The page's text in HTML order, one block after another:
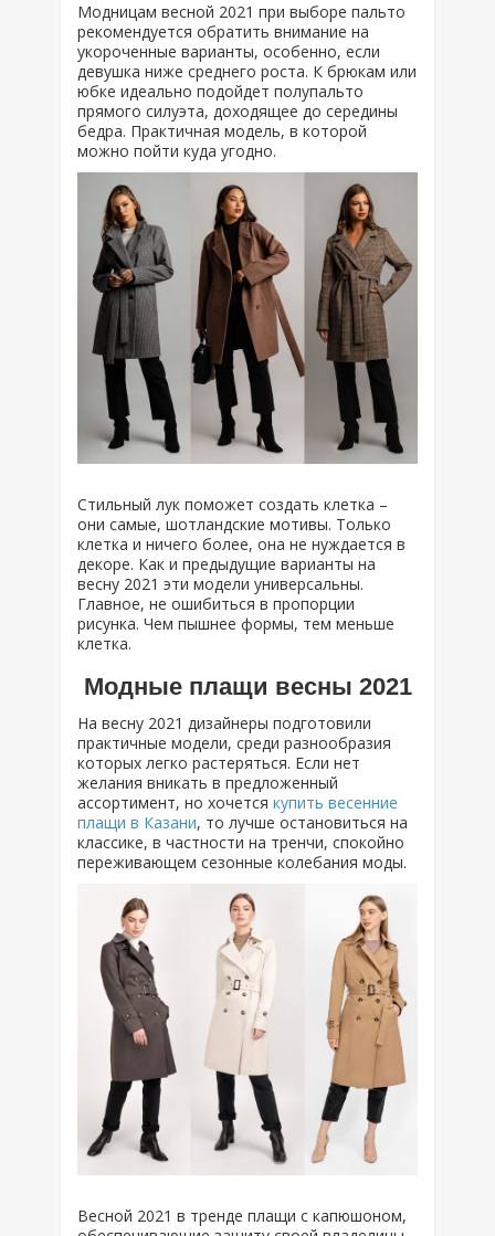
Модницам весной 2021 при выборе пальто
рекомендуется обратить внимание на
укороченные варианты, особенно, если
девушка ниже среднего роста. К брюкам или
юбке идеально подойдет полупальто
прямого силуэта, доходящее до середины
бедра. Практичная модель, в которой
можно пойти куда угодно.
Стильный лук поможет создать клетка –
они самые, шотландские мотивы. Только
клетка и ничего более, она не нуждается в
декоре. Как и предыдущие варианты на
весну 2021 эти модели универсальны.
Главное, не ошибиться в пропорции
рисунка. Чем пышнее формы, тем меньше
клетка.
Модные плащи весны 2021
На весну 2021 дизайнеры подготовили
практичные модели, среди разнообразия
которых легко растеряться. Если нет
желания вникать в предложенный
ассортимент, но хочется купить весенние
плащи в Казани, то лучше остановиться на
классике, в частности на тренчи, спокойно
переживающем сезонные колебания моды.
Весной 2021 в тренде плащи с капюшоном,